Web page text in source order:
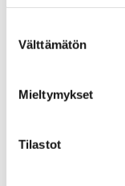
valinta
Välttämätön
Mieltymykset
Tilastot